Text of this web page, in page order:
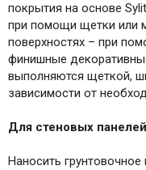
покрытия на основе
при помощи щетки или
поверхностях – при
финишные
выполняются щеткой,
зависимости от
Для стеновых
Наносить